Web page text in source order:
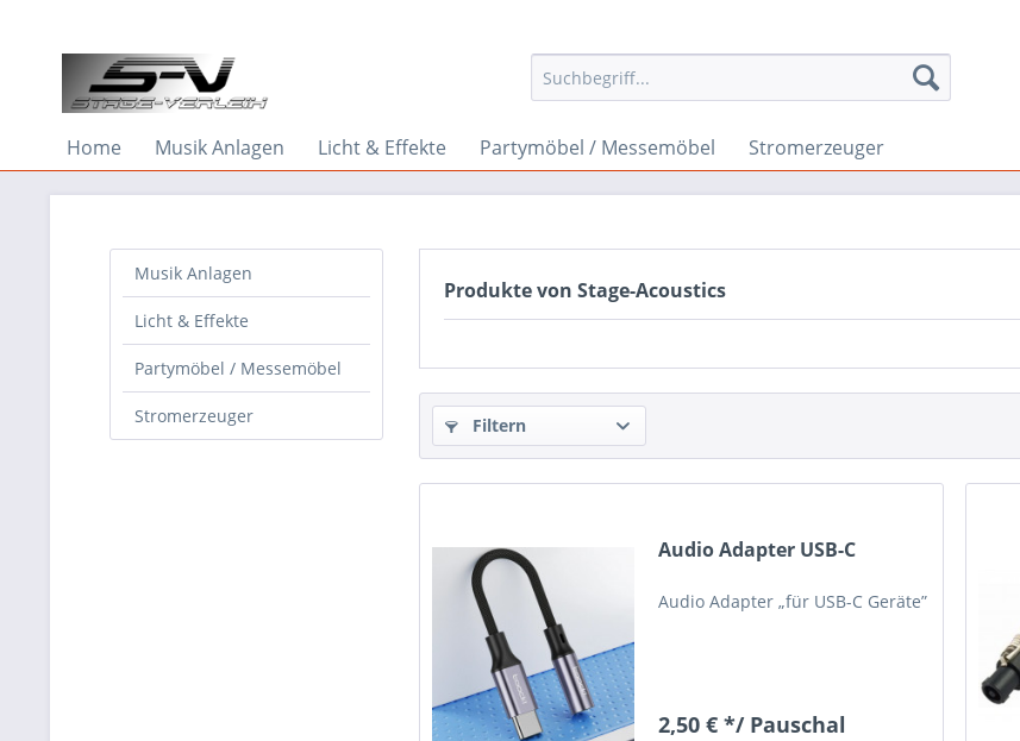
Home Musik Anlagen Licht & Effekte Partymöbel / Messemöbel Stromerzeuger
Musik Anlagen
Licht & Effekte
Partymöbel / Messemöbel
Stromerzeuger
Produkte von Stage-Acoustics
Filtern
Audio Adapter USB-C
Audio Adapter „für USB-C Geräte”
2,50 € */ Pauschal